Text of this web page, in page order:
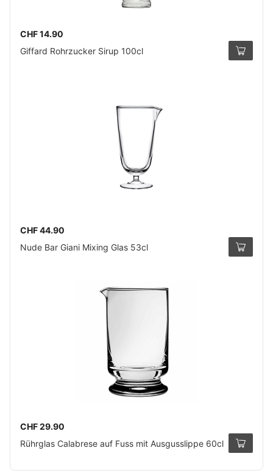
CHF 14.90
Giffard Rohrzucker Sirup 100cl
CHF 44.90
Nude Bar Giani Mixing Glas 53cl
CHF 29.90
Rührglas Calabrese auf Fuss mit Ausgusslippe 60cl